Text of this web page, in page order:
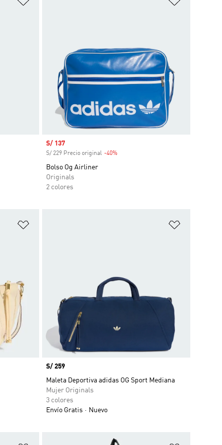
Precio de venta
S/ 137
S/ 229 Precio original -40%Descuento
Bolso Og Airliner
Originals
2 colores
Precio
S/ 259
Maleta Deportiva adidas OG Sport Mediana
Mujer Originals
3 colores
Envío Gratis
Nuevo